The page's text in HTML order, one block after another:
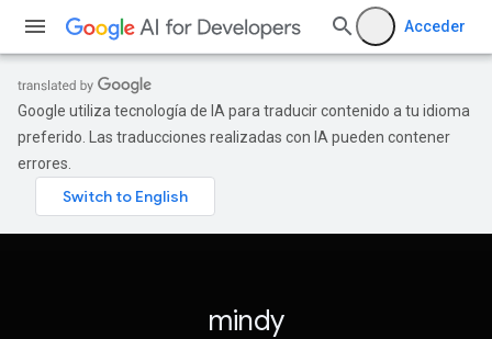
Acceder
Google utiliza tecnología de IA para traducir contenido a tu idioma
preferido. Las traducciones realizadas con IA pueden contener
errores.
mindy